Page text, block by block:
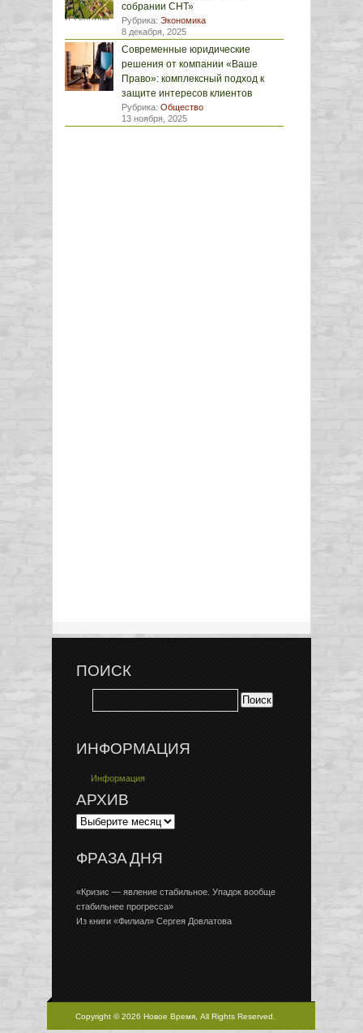
собрании СНТ»
Рубрика: Экономика
8 декабря, 2025
Современные юридические
решения от компании «Ваше
Право»: комплексный подход к
защите интересов клиентов
Рубрика: Общество
13 ноября, 2025
ПОИСК
ИНФОРМАЦИЯ
Информация
АРХИВ
ФРАЗА ДНЯ
«Кризис — явление стабильное. Упадок вообще
стабильнее прогресса»
Из книги «Филиал» Сергея Довлатова
Copyright © 2026 Новое Время, All Rights Reserved.